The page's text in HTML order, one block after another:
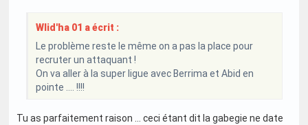
Wlid'ha 01 a écrit :
Le problème reste le même on a pas la place pour
recruter un attaquant !
On va aller à la super ligue avec Berrima et Abid en
pointe .... !!!!
Tu as parfaitement raison … ceci étant dit la gabegie ne date